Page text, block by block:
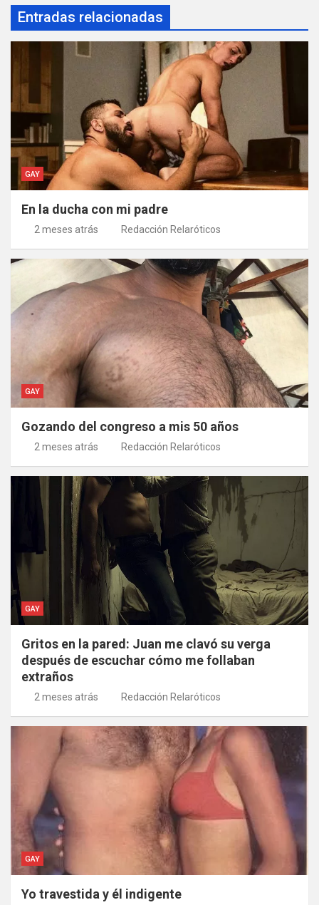
Entradas relacionadas
GAY
En la ducha con mi padre
2 meses atrás Redacción Relaróticos
GAY
Gozando del congreso a mis 50 años
2 meses atrás Redacción Relaróticos
GAY
Gritos en la pared: Juan me clavó su verga
después de escuchar cómo me follaban
extraños
2 meses atrás Redacción Relaróticos
GAY
Yo travestida y él indigente